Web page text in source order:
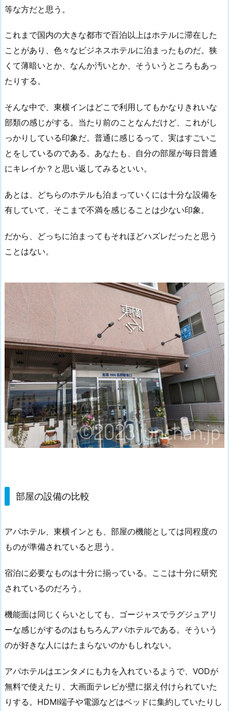
等な方だと思う。
これまで国内の大きな都市で百泊以上はホテルに滞在した
ことがあり、色々なビジネスホテルに泊まったものだ。狭
くて薄暗いとか、なんか汚いとか、そういうところもあっ
たりする。
そんな中で、東横インはどこで利用してもかなりきれいな
部類の感じがする。当たり前のことなんだけど、これがし
っかりしている印象だ。普通に感じるって、実はすごいこ
とをしているのである。あなたも、自分の部屋が毎日普通
にキレイか？と思い返してみるといい。
あとは、どちらのホテルも泊まっていくには十分な設備を
有していて、そこまで不満を感じることは少ない印象。
だから、どっちに泊まってもそれほどハズレだったと思う
ことはない。
部屋の設備の比較
アパホテル、東横インとも、部屋の機能としては同程度の
ものが準備されていると思う。
宿泊に必要なものは十分に揃っている。ここは十分に研究
されているのだろう。
機能面は同じくらいとしても、ゴージャスでラグジュアリ
ーな感じがするのはもちろんアパホテルである。そういう
のが好きな人にはたまらないのかもしれない。
アパホテルはエンタメにも力を入れているようで、VODが
無料で使えたり、大画面テレビが壁に据え付けられていた
りする。HDMI端子や電源などはベッドに集約していたりし